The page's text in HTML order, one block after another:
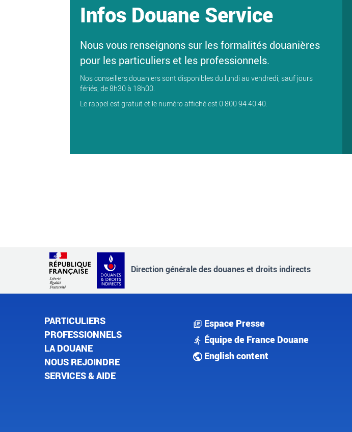
Infos Douane Service
Nous vous renseignons sur les formalités douanières
pour les particuliers et les professionnels.
Nos conseillers douaniers sont disponibles du lundi au vendredi, sauf jours
fériés, de 8h30 à 18h00.
Le rappel est gratuit et le numéro affiché est 0 800 94 40 40.
Direction générale des douanes et droits indirects
PARTICULIERS
PROFESSIONNELS
LA DOUANE
NOUS REJOINDRE
SERVICES & AIDE
Espace Presse
Équipe de France Douane
English content